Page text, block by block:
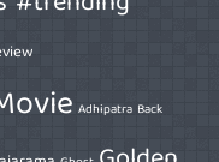
Adhipatra Back